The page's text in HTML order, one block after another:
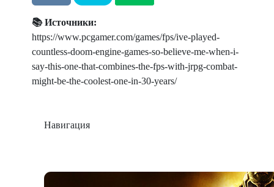
📚 Источники:
https://www.pcgamer.com/games/fps/ive-played-
countless-doom-engine-games-so-believe-me-when-i-
say-this-one-that-combines-the-fps-with-jrpg-combat-
might-be-the-coolest-one-in-30-years/
Навигация